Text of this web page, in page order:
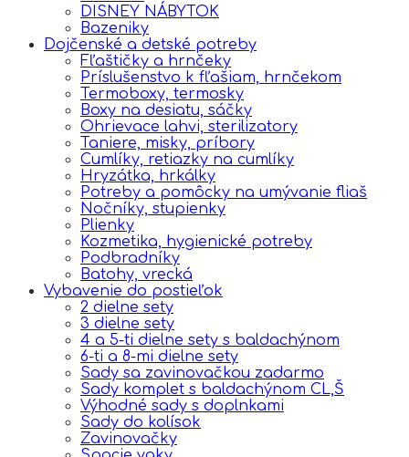
DISNEY NÁBYTOK
Bazeniky
Dojčenské a detské potreby
Fľaštičky a hrnčeky
Príslušenstvo k fľašiam, hrnčekom
Termoboxy, termosky
Boxy na desiatu, sáčky
Ohrievace lahvi, sterilizatory
Taniere, misky, príbory
Cumlíky, retiazky na cumlíky
Hryzátka, hrkálky
Potreby a pomôcky na umývanie fliaš
Nočníky, stupienky
Plienky
Kozmetika, hygienické potreby
Podbradníky
Batohy, vrecká
Vybavenie do postieľok
2 dielne sety
3 dielne sety
4 a 5-ti dielne sety s baldachýnom
6-ti a 8-mi dielne sety
Sady sa zavinovačkou zadarmo
Sady komplet s baldachýnom CL,Š
Výhodné sady s doplnkami
Sady do kolísok
Zavinovačky